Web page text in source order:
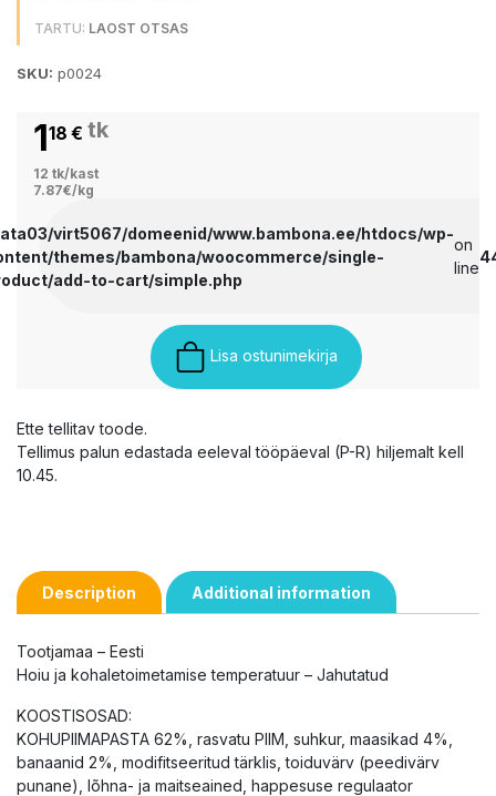
TARTU: LAOST OTSAS
SKU: p0024
118 € tk
12 tk/kast
7.87€/kg
virt5067/domeenid/www.bambona.ee/htdocs/wp-
themes/bambona/woocommerce/single-
add-to-cart/simple.php
on
line
Lisa ostunimekirja
Ette tellitav toode.
Tellimus palun edastada eeleval tööpäeval (P-R) hiljemalt kell
10.45.
Description Additional information
Tootjamaa – Eesti
Hoiu ja kohaletoimetamise temperatuur – Jahutatud
KOOSTISOSAD:
KOHUPIIMAPASTA 62%, rasvatu PIIM, suhkur, maasikad 4%,
banaanid 2%, modifitseeritud tärklis, toiduvärv (peedivärv
punane), lõhna- ja maitseained, happesuse regulaator